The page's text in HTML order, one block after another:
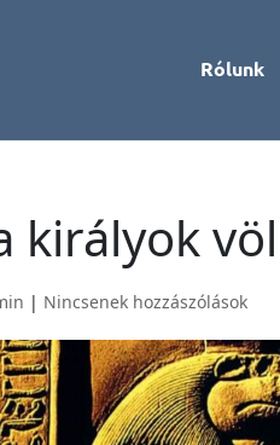
Rólunk
királyok
| Nincsenek hozzászólások